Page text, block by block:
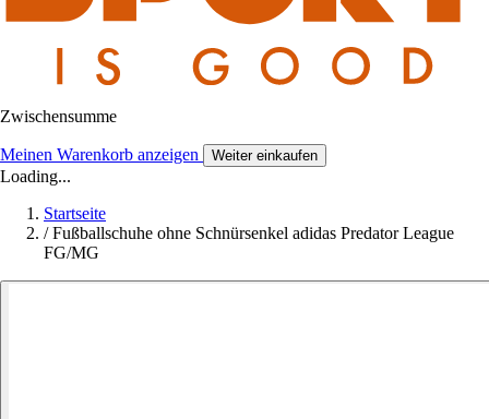
Zwischensumme
Meinen Warenkorb anzeigen Weiter einkaufen
Loading...
Startseite
/ Fußballschuhe ohne Schnürsenkel adidas Predator League
FG/MG